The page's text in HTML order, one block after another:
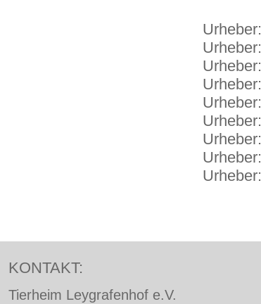
Urheber:
Urheber:
Urheber:
Urheber:
Urheber:
Urheber:
Urheber:
Urheber:
Urheber:
KONTAKT:
Tierheim Leygrafenhof e.V.